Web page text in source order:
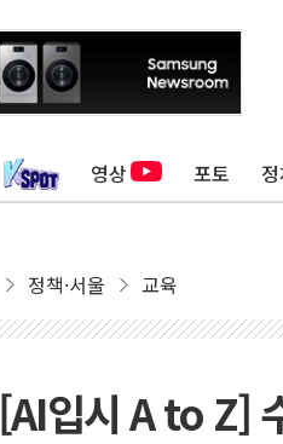
영상 포토
정책·서울 교육
[AI입시 A to Z]